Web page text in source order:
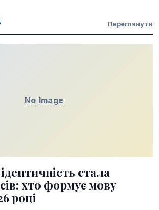
Переглянути
No Image
стала
хто формує мову
році